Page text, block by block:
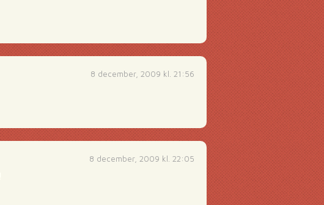
8 december, 2009 kl. 21:56
8 december, 2009 kl. 22:05